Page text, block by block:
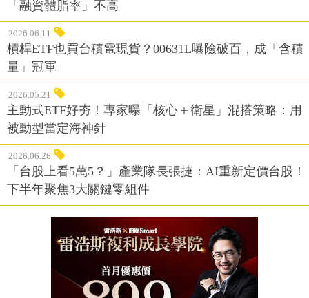
槓桿ETF也買台積電現貨？00631L曝險破百，成「含積
量」冠軍
主動式ETF好夯！專家曝「核心＋衛星」混搭策略：用
被動型當定海神針
「台股上看5萬5？」產業隊長張捷：AI重新定價台股！
下半年聚焦3大關鍵零組件